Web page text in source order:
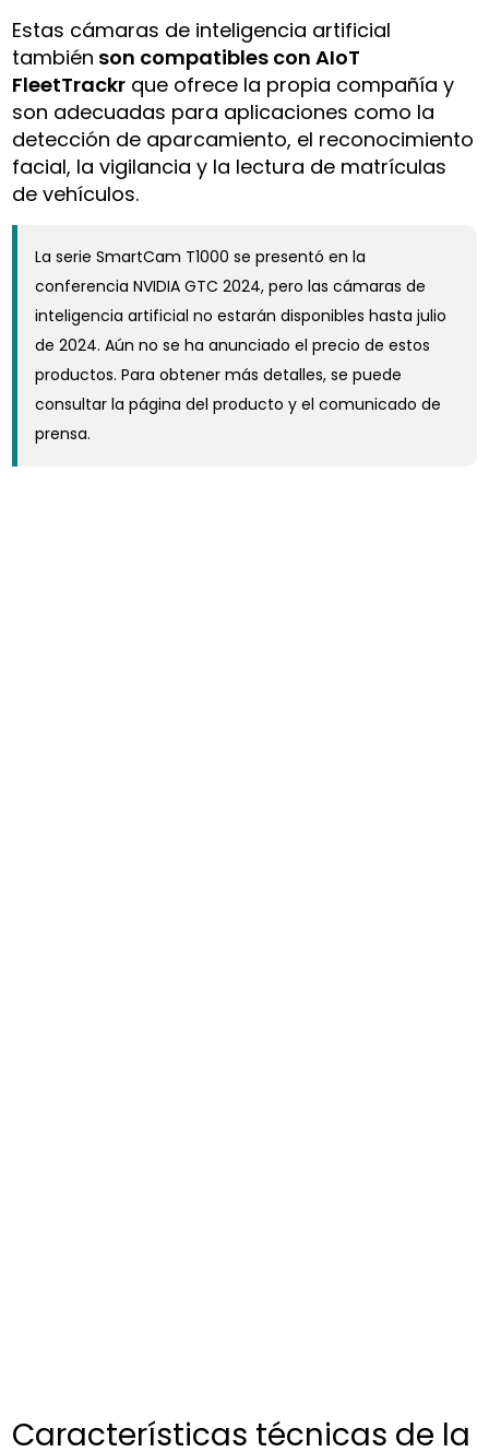
Estas cámaras de inteligencia artificial
también son compatibles con AIoT
FleetTrackr que ofrece la propia compañía y
son adecuadas para aplicaciones como la
detección de aparcamiento, el reconocimiento
facial, la vigilancia y la lectura de matrículas
de vehículos.
La serie SmartCam T1000 se presentó en la
conferencia NVIDIA GTC 2024, pero las cámaras de
inteligencia artificial no estarán disponibles hasta julio
de 2024. Aún no se ha anunciado el precio de estos
productos. Para obtener más detalles, se puede
consultar la página del producto y el comunicado de
prensa.
Características técnicas de la